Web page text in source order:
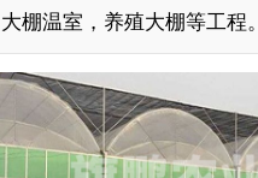
大棚温室，养殖大棚等工程。